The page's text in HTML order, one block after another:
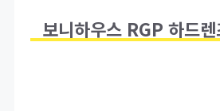
보니하우스 RGP 하드